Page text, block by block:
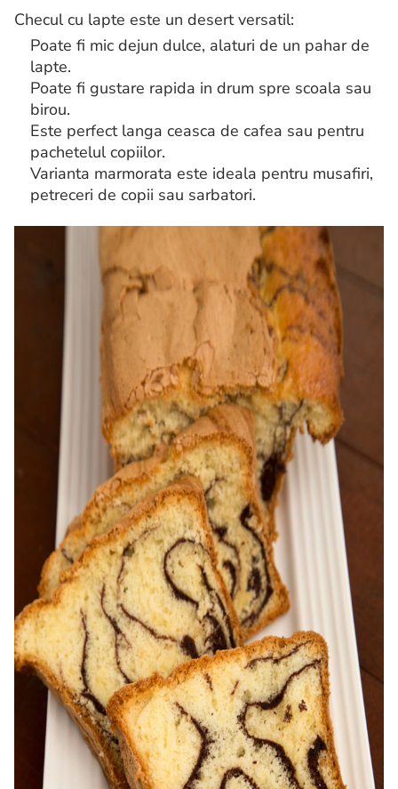
Checul cu lapte este un desert versatil:
Poate fi mic dejun dulce, alaturi de un pahar de
lapte.
Poate fi gustare rapida in drum spre scoala sau
birou.
Este perfect langa ceasca de cafea sau pentru
pachetelul copiilor.
Varianta marmorata este ideala pentru musafiri,
petreceri de copii sau sarbatori.